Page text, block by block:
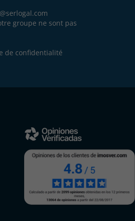
groupe ne sont pas
de confidentialité